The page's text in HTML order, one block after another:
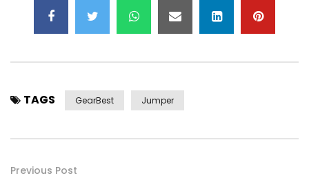
TAGS GearBest Jumper
Previous Post